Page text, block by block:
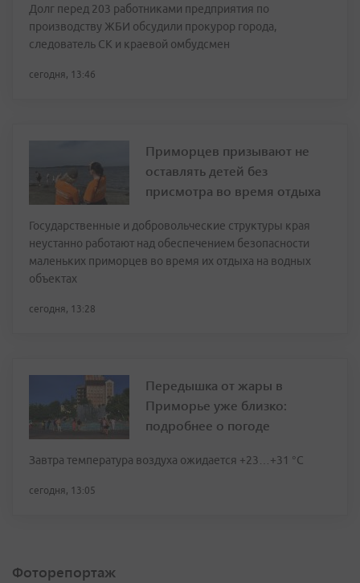
Долг перед 203 работниками предприятия по
производству ЖБИ обсудили прокурор города,
следователь СК и краевой омбудсмен
сегодня, 13:46
Приморцев призывают не
оставлять детей без
присмотра во время отдыха
Государственные и добровольческие структуры края
неустанно работают над обеспечением безопасности
маленьких приморцев во время их отдыха на водных
объектах
сегодня, 13:28
Передышка от жары в
Приморье уже близко:
подробнее о погоде
Завтра температура воздуха ожидается +23…+31 °C
сегодня, 13:05
Фоторепортаж